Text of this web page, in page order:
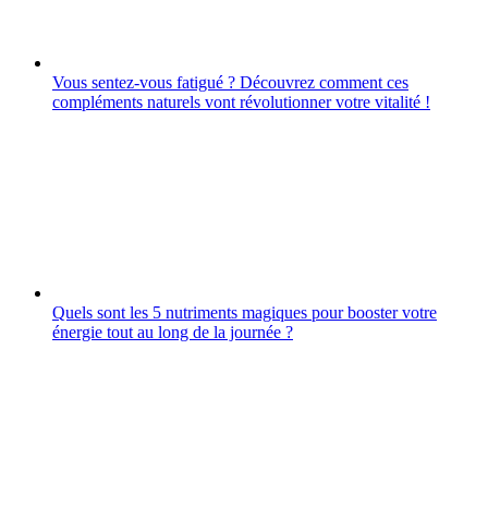
Vous sentez-vous fatigué ? Découvrez comment ces
compléments naturels vont révolutionner votre vitalité !
Quels sont les 5 nutriments magiques pour booster votre
énergie tout au long de la journée ?